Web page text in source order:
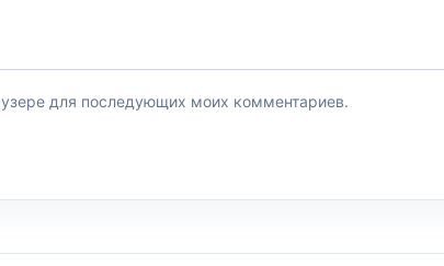
для последующих моих комментариев.